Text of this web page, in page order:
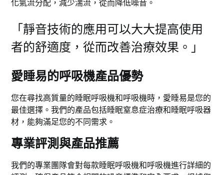
化氣流分配，減少湍流，從而降低噪音。
「靜音技術的應用可以大大提高使用
者的舒適度，從而改善治療效果。」
愛睡易的呼吸機產品優勢
您在尋找高質量的睡眠呼吸機和呼吸機時，愛睡易是您的
最佳選擇。我們的產品包括睡眠窒息症治療和睡眠呼吸器
材，能夠滿足您的不同需求。
專業評測與產品推薦
我們的專業團隊會對每款睡眠呼吸機和呼吸機進行詳細的